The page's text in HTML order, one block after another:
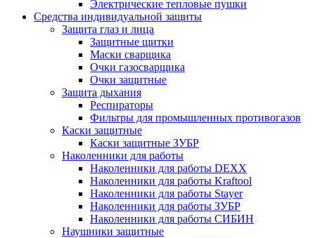
Электрические тепловые пушки
Средства индивидуальной защиты
Защита глаз и лица
Защитные щитки
Маски сварщика
Очки газосварщика
Очки защитные
Защита дыхания
Респираторы
Фильтры для промышленных противогазов
Каски защитные
Каски защитные ЗУБР
Наколенники для работы
Наколенники для работы DEXX
Наколенники для работы Kraftool
Наколенники для работы Stayer
Наколенники для работы ЗУБР
Наколенники для работы СИБИН
Наушники защитные